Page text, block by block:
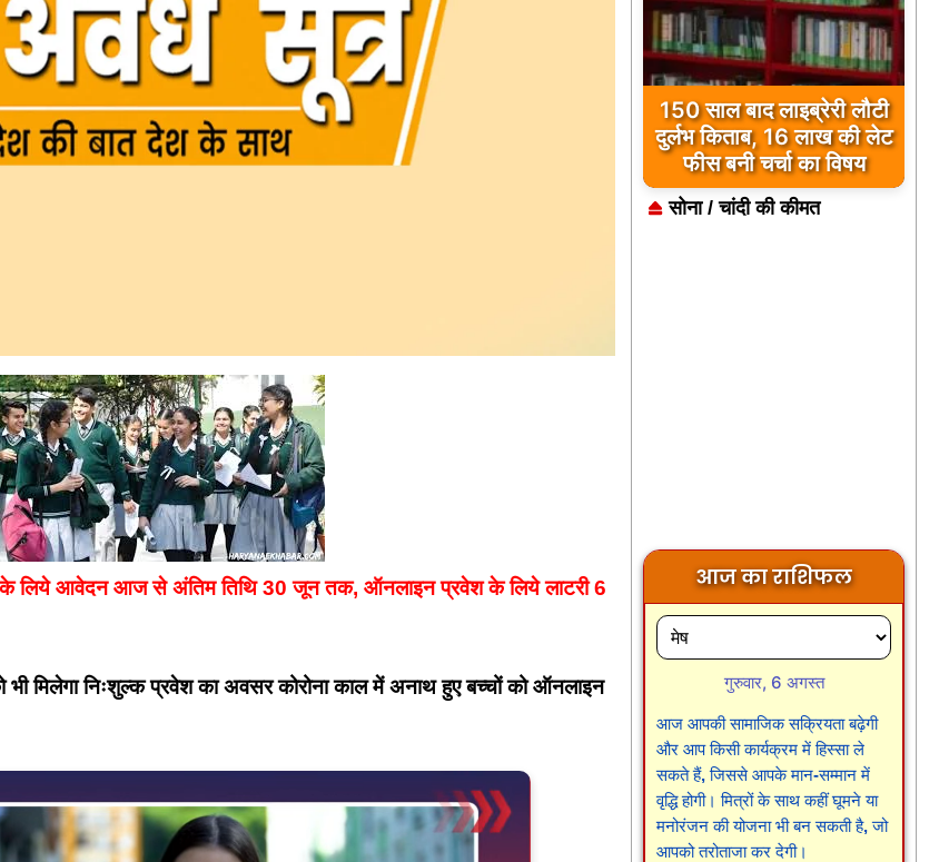
के लिये आवेदन आज से अंतिम तिथि 30 जून तक, ऑनलाइन प्रवेश के लिये लाटरी 6
भी मिलेगा निःशुल्क प्रवेश का अवसर कोरोना काल में अनाथ हुए बच्चों को ऑनलाइन
150 साल बाद लाइब्रेरी लौटी
दुर्लभ किताब, 16 लाख की लेट
फीस बनी चर्चा का विषय
सोना / चांदी की कीमत
आज का राशिफल
गुरुवार, 6 अगस्त
आज आपकी सामाजिक सक्रियता बढ़ेगी
और आप किसी कार्यक्रम में हिस्सा ले
सकते हैं, जिससे आपके मान-सम्मान में
वृद्धि होगी। मित्रों के साथ कहीं घूमने या
मनोरंजन की योजना भी बन सकती है, जो
आपको तरोताजा कर देगी।